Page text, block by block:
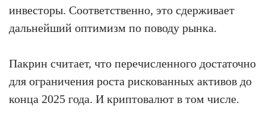
инвесторы. Соответственно, это сдерживает
дальнейший оптимизм по поводу рынка.
Пакрин считает, что перечисленного достаточно
для ограничения роста рискованных активов до
конца 2025 года. И криптовалют в том числе.